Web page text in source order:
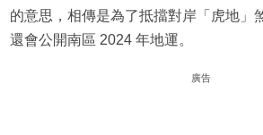
的意思，相傳是為了抵擋對岸「虎地」
還會公開南區 2024 年地運。
廣告